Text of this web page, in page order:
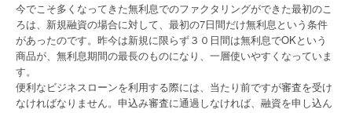
今でこそ多くなってきた無利息でのファクタリングができた最初のこ
ろは、新規融資の場合に対して、最初の7日間だけ無利息という条件
があったのです。昨今は新規に限らず３０日間は無利息でOKという
商品が、無利息期間の最長のものになり、一層使いやすくなっていま
す。
便利なビジネスローンを利用する際には、当たり前ですが審査を受け
なければなりません。申込み審査に通過しなければ、融資を申し込ん